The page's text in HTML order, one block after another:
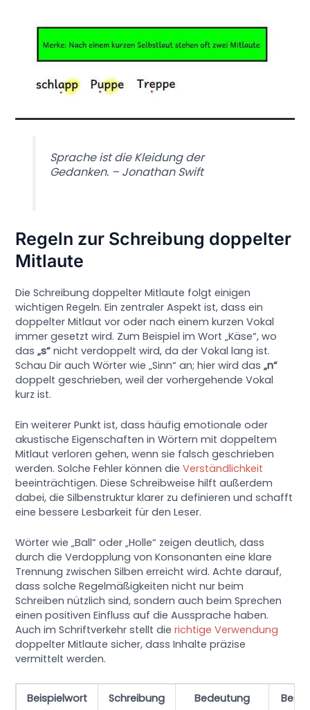
Sprache ist die Kleidung der
Gedanken. – Jonathan Swift
Regeln zur Schreibung doppelter
Mitlaute
Die Schreibung doppelter Mitlaute folgt einigen
wichtigen Regeln. Ein zentraler Aspekt ist, dass ein
doppelter Mitlaut vor oder nach einem kurzen Vokal
immer gesetzt wird. Zum Beispiel im Wort „Käse“, wo
das„s“ nicht verdoppelt wird, da der Vokal lang ist.
Schau Dir auch Wörter wie „Sinn“ an; hier wird das„n“
doppelt geschrieben, weil der vorhergehende Vokal
kurz ist.
Ein weiterer Punkt ist, dass häufig emotionale oder
akustische Eigenschaften in Wörtern mit doppeltem
Mitlaut verloren gehen, wenn sie falsch geschrieben
werden. Solche Fehler können dieVerständlichkeit
beeinträchtigen. Diese Schreibweise hilft außerdem
dabei, die Silbenstruktur klarer zu definieren und schafft
eine bessere Lesbarkeit für den Leser.
Wörter wie „Ball“ oder „Holle“ zeigen deutlich, dass
durch die Verdopplung von Konsonanten eine klare
Trennung zwischen Silben erreicht wird. Achte darauf,
dass solche Regelmäßigkeiten nicht nur beim
Schreiben nützlich sind, sondern auch beim Sprechen
einen positiven Einfluss auf die Aussprache haben.
Auch im Schriftverkehr stellt dierichtige Verwendung
doppelter Mitlaute sicher, dass Inhalte präzise
vermittelt werden.
Beispielwort Schreibung Bedeutung